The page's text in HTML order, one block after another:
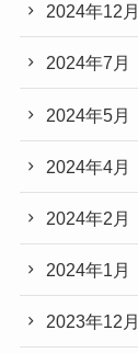
2024年12月
2024年7月
2024年5月
2024年4月
2024年2月
2024年1月
2023年12月